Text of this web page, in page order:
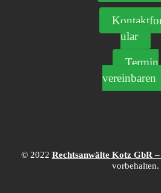
ular
Termin
vereinbaren
© 2022 Rechtsanwälte Kotz GbR
vorbehalten.